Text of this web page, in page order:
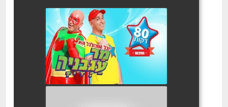
מר עגבניה המופע
watch video